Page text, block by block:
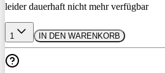
leider dauerhaft nicht mehr verfügbar
1 IN DEN WARENKORB